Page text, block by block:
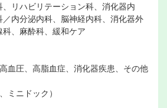
リハビリテーション科、消化器内
内分泌内科、脳神経内科、消化器外
、麻酔科、緩和ケア
血圧、高脂血症、消化器疾患、その他
ミニドック）